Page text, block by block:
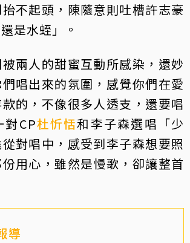
不起頭，陳隨意則吐槽許志豪
是水蛭」。
兩人的甜蜜互動所感染，還妙
唱出來的氛圍，感覺你們在愛
的，不像很多人透支，還要唱
對CP杜忻恬和李子森選唱「少
對唱中，感受到李子森想要照
用心，雖然是慢歌，卻讓整首
導